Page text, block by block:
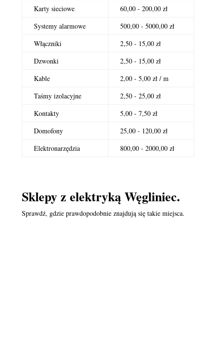
Karty sieciowe
60,00 - 200,00 zł
Systemy alarmowe
500,00 - 5000,00 zł
Włączniki
2,50 - 15,00 zł
Dzwonki
2,50 - 15,00 zł
Kable
2,00 - 5,00 zł / m
Taśmy izolacyjne
2,50 - 25,00 zł
Kontakty
5,00 - 7,50 zł
Domofony
25,00 - 120,00 zł
Elektronarzędzia
800,00 - 2000,00 zł
Sklepy z elektryką Węgliniec.
Sprawdź, gdzie prawdopodobnie znajdują się takie miejsca.